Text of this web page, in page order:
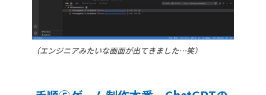
（エンジニアみたいな画面が出てきました…笑）